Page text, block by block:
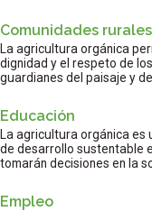
Comunidades rurales
La agricultura orgánica
dignidad y el respeto de
guardianes del paisaje y
Educación
La agricultura orgánica es
de desarrollo sustentable
tomarán decisiones en la
Empleo